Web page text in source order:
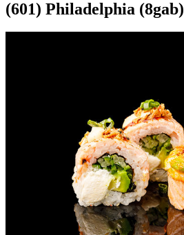
(601) Philadelphia (8gab)